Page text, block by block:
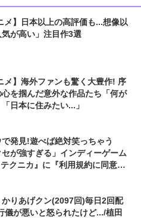
メ】日本以上の高評価も...想像以
気が高い」注目作3選
メ】海外ファンも驚く大豊作! 序
を掴んだ意外な作品たち「何が
日本に住みたい...」
発見!遊べば絶対笑っちゃう
セが強すぎる」インディーゲーム
クニカ』に『利用規約に同意し
かりあげクン(2097回)毎日2回配
儀が悪いと怒られたけど.../植田